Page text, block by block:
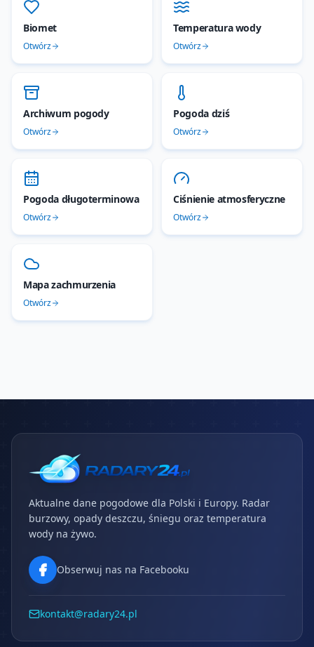
Biomet
Otwórz
Temperatura wody
Otwórz
Archiwum pogody
Otwórz
Pogoda dziś
Otwórz
Pogoda długoterminowa
Otwórz
Ciśnienie atmosferyczne
Otwórz
Mapa zachmurzenia
Otwórz
Aktualne dane pogodowe dla Polski i Europy. Radar
burzowy, opady deszczu, śniegu oraz temperatura
wody na żywo.
Obserwuj nas na Facebooku
kontakt@radary24.pl